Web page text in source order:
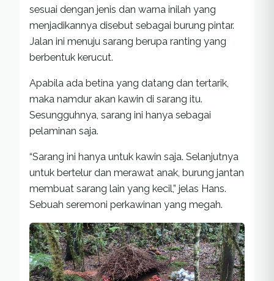
sesuai dengan jenis dan warna inilah yang
menjadikannya disebut sebagai burung pintar.
Jalan ini menuju sarang berupa ranting yang
berbentuk kerucut.
Apabila ada betina yang datang dan tertarik,
maka namdur akan kawin di sarang itu.
Sesungguhnya, sarang ini hanya sebagai
pelaminan saja.
“Sarang ini hanya untuk kawin saja. Selanjutnya
untuk bertelur dan merawat anak, burung jantan
membuat sarang lain yang kecil,” jelas Hans.
Sebuah seremoni perkawinan yang megah.